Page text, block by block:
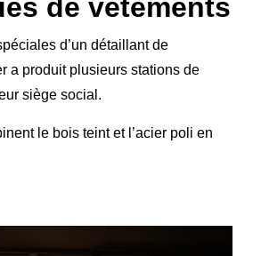
de vêtements
d’un détaillant de
a produit plusieurs stations de
siège social.
le bois teint et l’acier poli en